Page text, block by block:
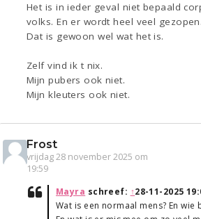
Het is in ieder geval niet bepaald
volks. En er wordt heel veel gezopen.
Dat is gewoon wel wat het is.
Zelf vind ik t nix.
Mijn pubers ook niet.
Mijn kleuters ook niet.
Frost
vrijdag 28 november 2025 om
19:59
Mayra schreef: ↑28-11-2025
Wat is een normaal mens? En wie